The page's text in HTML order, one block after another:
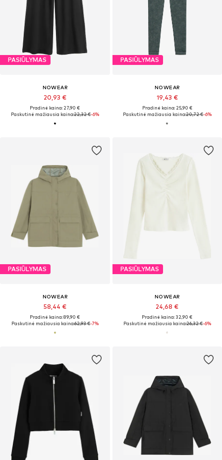
PASIŪLYMAS
NOWEAR
20,93 €
Pradinė kaina: 27,90 €
Paskutinė mažiausia kaina:22,32 €-6%
PASIŪLYMAS
NOWEAR
19,43 €
Pradinė kaina: 25,90 €
Paskutinė mažiausia kaina:20,72 €-6%
PASIŪLYMAS
NOWEAR
58,44 €
Pradinė kaina: 89,90 €
Paskutinė mažiausia kaina:62,93 €-7%
PASIŪLYMAS
NOWEAR
24,68 €
Pradinė kaina: 32,90 €
Paskutinė mažiausia kaina:26,32 €-6%